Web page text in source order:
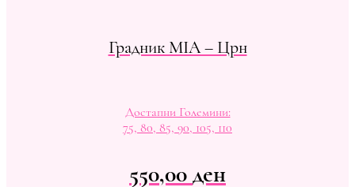
Градник MIA – Црн
Достапни Големини:
75, 80, 85, 90, 105, 110
550,00ден